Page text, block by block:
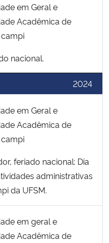
em Geral e
Acadêmica de
nacional.
2024
em Geral e
Acadêmica de
feriado nacional: Dia
administrativas
da UFSM.
em geral e
Acadêmica de